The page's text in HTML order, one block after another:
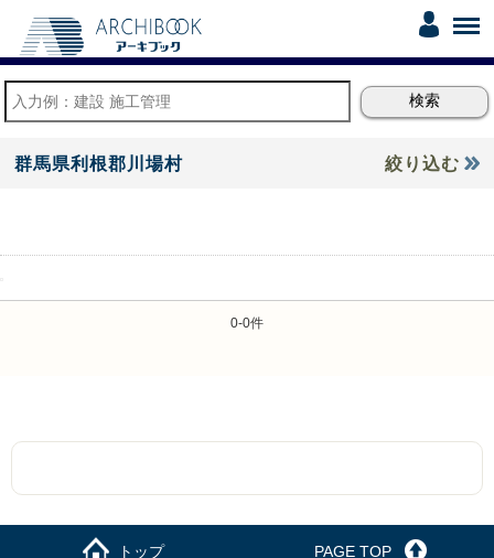
群馬県利根郡川場村 絞り込む
0-0件
トップ PAGE TOP